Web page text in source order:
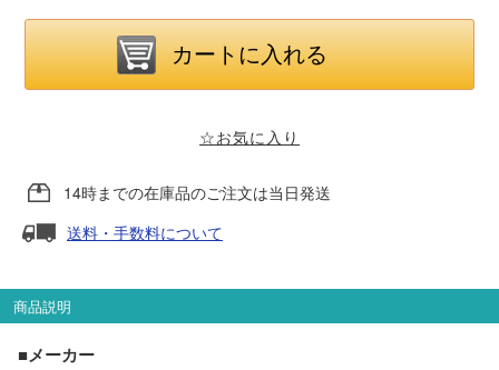
天賞堂
TTC
セール品・キャンペーン
セール商品
走行エリア別 鉄道模型車両リスト
☆お気に入り
14時までの在庫品のご注文は当日発送
送料・手数料について
商品説明
■メーカー